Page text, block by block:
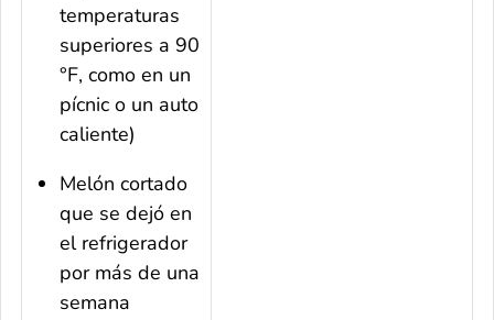
temperaturas
superiores a 90
°F, como en un
pícnic o un auto
caliente)
Melón cortado
que se dejó en
el refrigerador
por más de una
semana